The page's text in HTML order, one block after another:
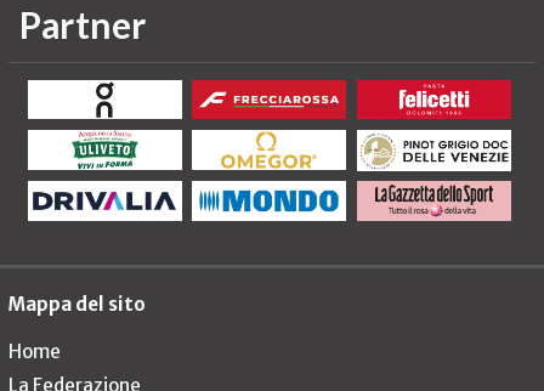
Partner
Mappa del sito
Home
La Federazione